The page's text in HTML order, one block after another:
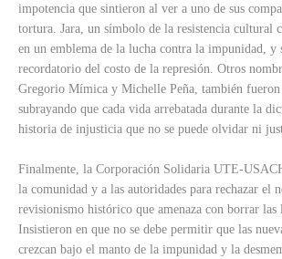
impotencia que sintieron al ver a uno de sus
tortura. Jara, un símbolo de la resistencia cultural
en un emblema de la lucha contra la impunidad, y
recordatorio del costo de la represión. Otros
Gregorio Mímica y Michelle Peña, también fueron
subrayando que cada vida arrebatada durante la
historia de injusticia que no se puede olvidar ni
Finalmente, la Corporación Solidaria UTE-
la comunidad y a las autoridades para rechazar el
revisionismo histórico que amenaza con borrar las
Insistieron en que no se debe permitir que las
crezcan bajo el manto de la impunidad y la